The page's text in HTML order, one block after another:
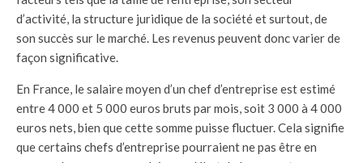
d’activité, la structure juridique de la société et surtout, de
son succès sur le marché. Les revenus peuvent donc varier de
façon significative.
En France, le salaire moyen d’un chef d’entreprise est estimé
entre 4 000 et 5 000 euros bruts par mois, soit 3 000 à 4 000
euros nets, bien que cette somme puisse fluctuer. Cela signifie
que certains chefs d’entreprise pourraient ne pas être en